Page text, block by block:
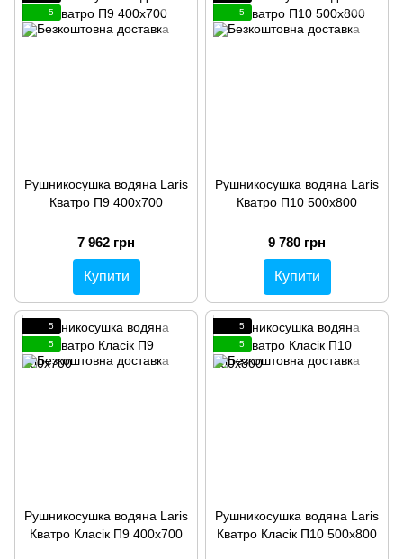
5
Рушникосушка водяна Laris
Кватро П9 400х700
7 962 грн
Купити
5
Рушникосушка водяна Laris
Кватро П10 500х800
9 780 грн
Купити
5
5
Рушникосушка водяна Laris
Кватро Класік П9 400х700
5
5
Рушникосушка водяна Laris
Кватро Класік П10 500х800